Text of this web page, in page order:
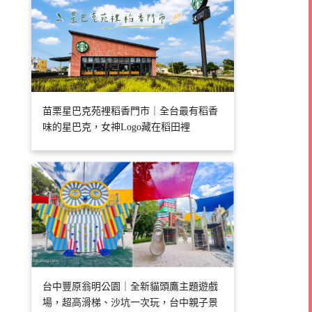
苗栗星巴克苑裡稻香門市｜全台最有稻香
味的星巴克，女神Logo藏在稻田裡
台中豐原翁明公園｜全新貓頭鷹主題遊戲
場，超高滑梯、沙坑一次玩，台中親子景